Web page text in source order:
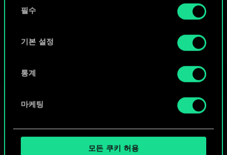
쿠키 사용에 관한 세부 사항이나 관련 설정은 아래의
필수
기본 설정
통계
마케팅
모든 쿠키 허용